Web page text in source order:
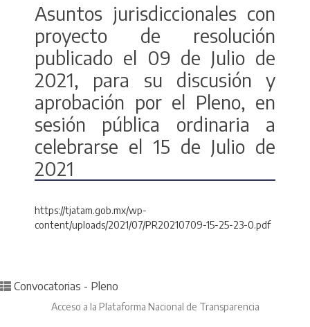
Asuntos jurisdiccionales con
proyecto de resolución
publicado el 09 de Julio de
2021, para su discusión y
aprobación por el Pleno, en
sesión pública ordinaria a
celebrarse el 15 de Julio de
2021
https://tjatam.gob.mx/wp-
content/uploads/2021/07/PR20210709-15-25-23-0.pdf
Posted in
Convocatorias - Pleno
Acceso a la Plataforma Nacional de Transparencia